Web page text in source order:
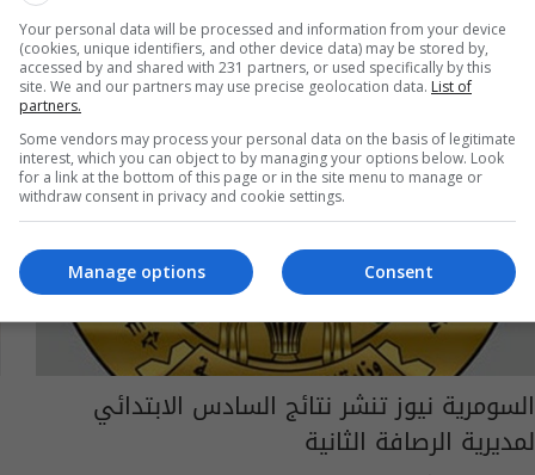
السومرية نيوز تنشر نتائج السادس الابتدائي
لمديرية الرصافة الثانية
Your personal data will be processed and information from your device
(cookies, unique identifiers, and other device data) may be stored by,
accessed by and shared with 231 partners, or used specifically by this
site. We and our partners may use precise geolocation data. List of
partners.
Some vendors may process your personal data on the basis of legitimate
interest, which you can object to by managing your options below. Look
for a link at the bottom of this page or in the site menu to manage or
withdraw consent in privacy and cookie settings.
Consent
Manage options